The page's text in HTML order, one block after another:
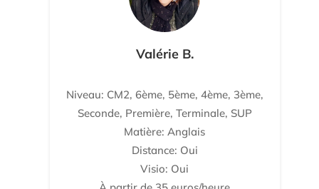
Valérie B.
Niveau: CM2, 6ème, 5ème, 4ème, 3ème,
Seconde, Première, Terminale, SUP
Matière: Anglais
Distance: Oui
Visio: Oui